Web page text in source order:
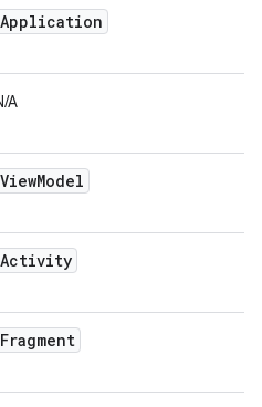
Application
A
ViewModel
Activity
Fragment